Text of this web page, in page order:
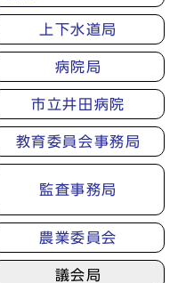
上下水道局
病院局
市立井田病院
教育委員会事務局
監査事務局
農業委員会
議会局